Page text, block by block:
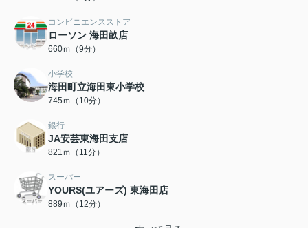
コンビニエンスストア
ローソン 海田畝店
660ｍ（9分）
小学校
海田町立海田東小学校
745ｍ（10分）
銀行
JA安芸東海田支店
821ｍ（11分）
スーパー
YOURS(ユアーズ) 東海田店
889ｍ（12分）